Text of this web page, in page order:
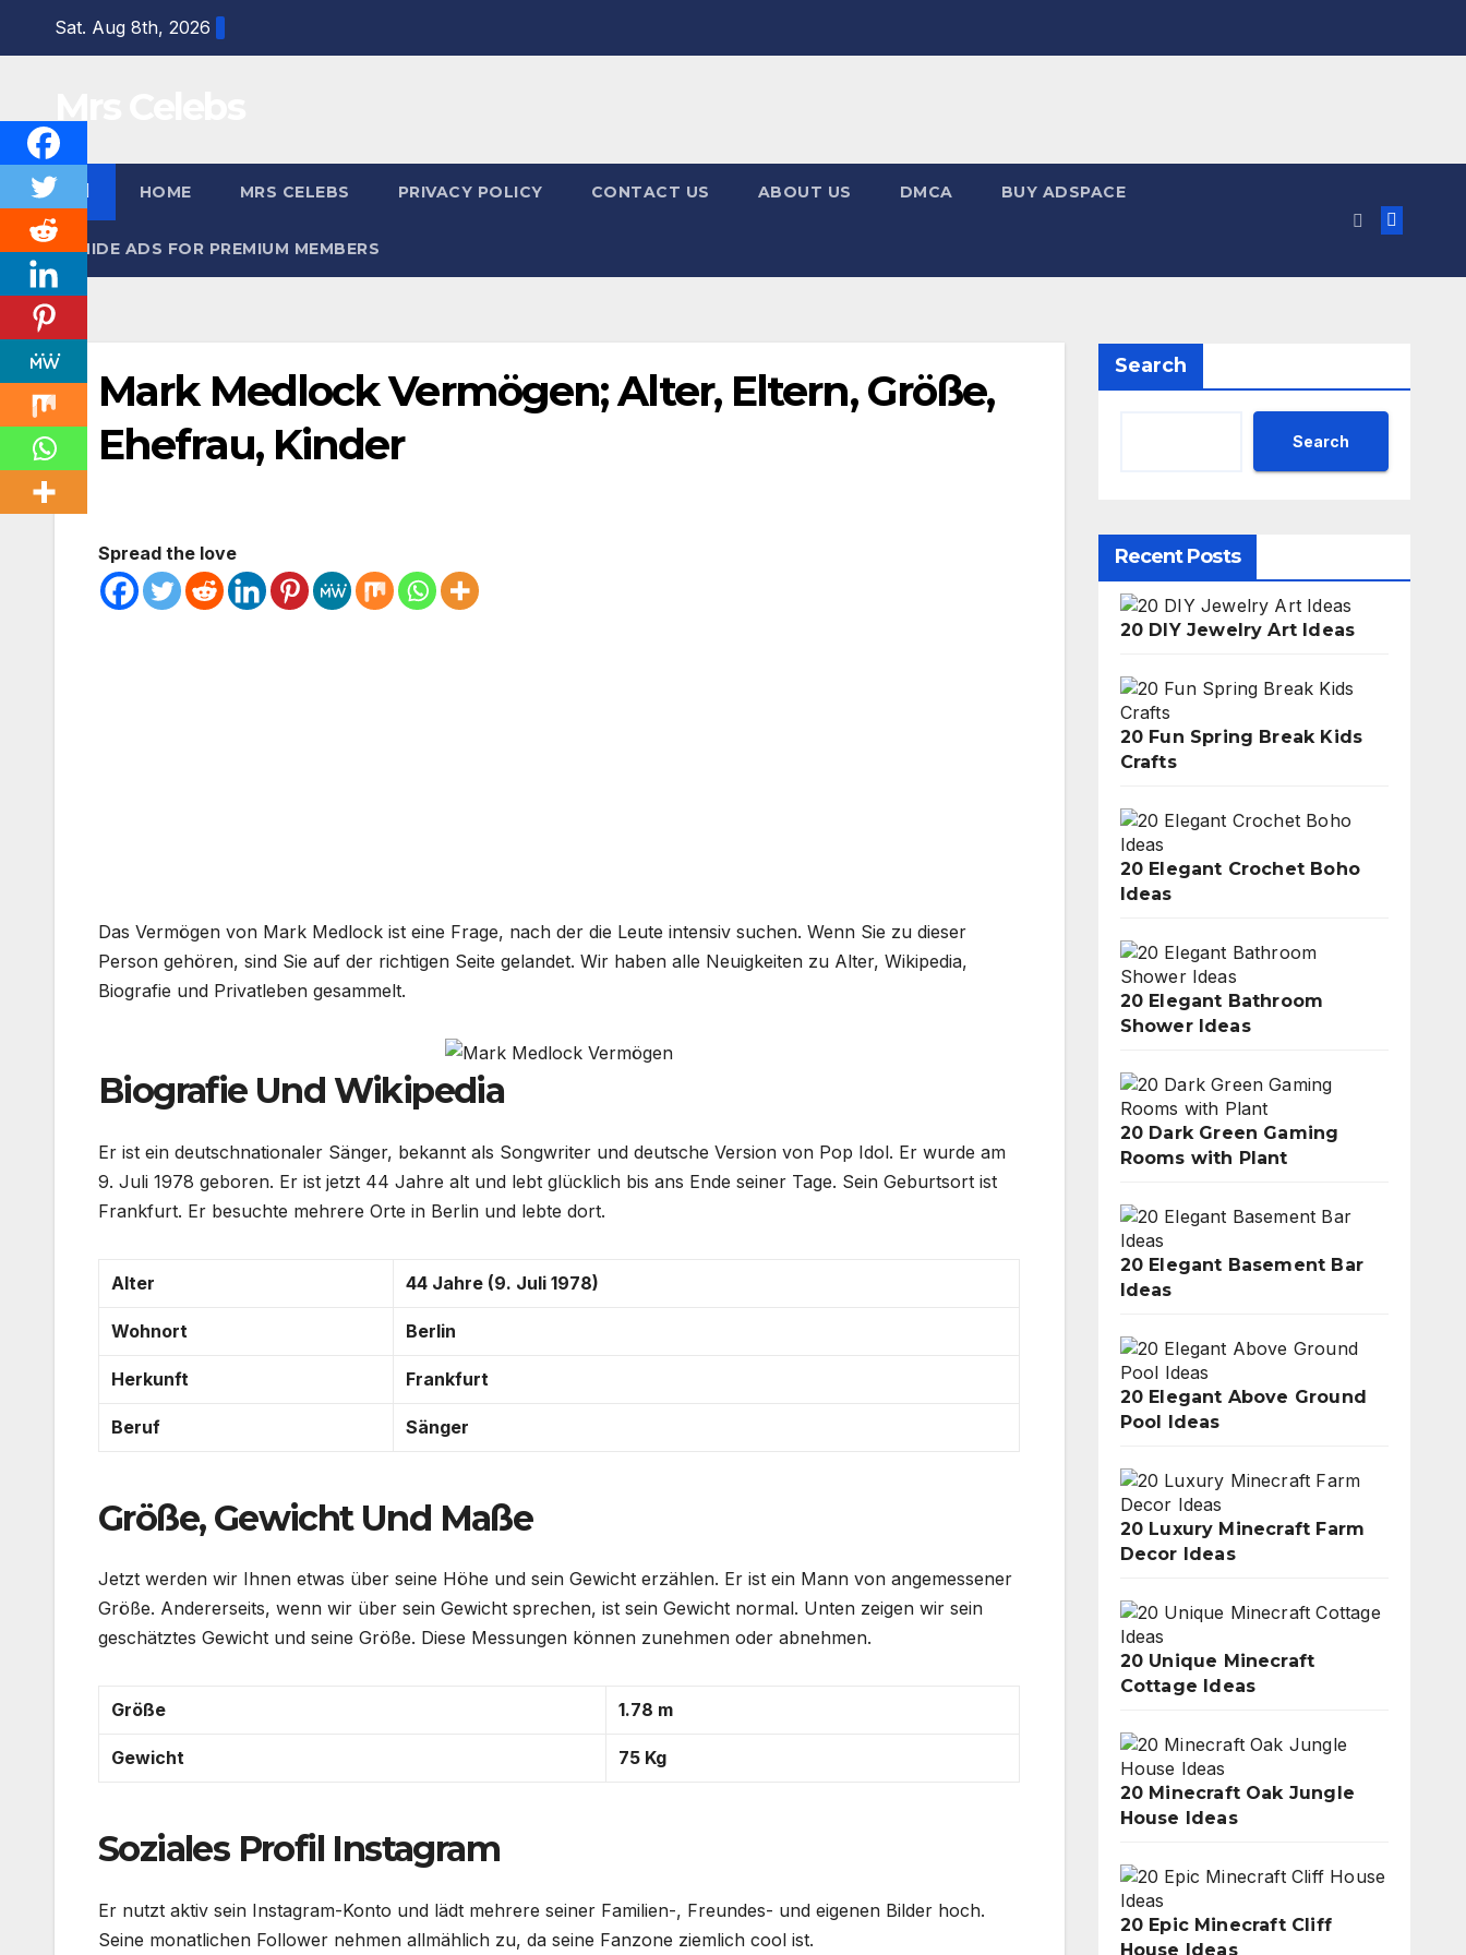
Sat. Aug 8th, 2026
HOME MRS CELEBS PRIVACY POLICY CONTACT US ABOUT US DMCA BUY ADSPACE
HIDE ADS FOR PREMIUM MEMBERS
Mark Medlock Vermögen; Alter, Eltern, Größe,
Ehefrau, Kinder
Spread the love
Das Vermögen von Mark Medlock ist eine Frage, nach der die Leute intensiv suchen. Wenn Sie zu dieser
Person gehören, sind Sie auf der richtigen Seite gelandet. Wir haben alle Neuigkeiten zu Alter, Wikipedia,
Biografie und Privatleben gesammelt.
Biografie Und Wikipedia
Er ist ein deutschnationaler Sänger, bekannt als Songwriter und deutsche Version von Pop Idol. Er wurde am
9. Juli 1978 geboren. Er ist jetzt 44 Jahre alt und lebt glücklich bis ans Ende seiner Tage. Sein Geburtsort ist
Frankfurt. Er besuchte mehrere Orte in Berlin und lebte dort.
Alter 44 Jahre (9. Juli 1978)
Wohnort Berlin
Herkunft Frankfurt
Beruf Sänger
Größe, Gewicht Und Maße
Jetzt werden wir Ihnen etwas über seine Höhe und sein Gewicht erzählen. Er ist ein Mann von angemessener
Größe. Andererseits, wenn wir über sein Gewicht sprechen, ist sein Gewicht normal. Unten zeigen wir sein
geschätztes Gewicht und seine Größe. Diese Messungen können zunehmen oder abnehmen.
Größe 1.78 m
Gewicht 75 Kg
Soziales Profil Instagram
Er nutzt aktiv sein Instagram-Konto und lädt mehrere seiner Familien-, Freundes- und eigenen Bilder hoch.
Seine monatlichen Follower nehmen allmählich zu, da seine Fanzone ziemlich cool ist.
Search
Search
Recent Posts
20 DIY Jewelry Art Ideas
20 Fun Spring Break Kids
Crafts
20 Elegant Crochet Boho
Ideas
20 Elegant Bathroom
Shower Ideas
20 Dark Green Gaming
Rooms with Plant
20 Elegant Basement Bar
Ideas
20 Elegant Above Ground
Pool Ideas
20 Luxury Minecraft Farm
Decor Ideas
20 Unique Minecraft
Cottage Ideas
20 Minecraft Oak Jungle
House Ideas
20 Epic Minecraft Cliff
House Ideas